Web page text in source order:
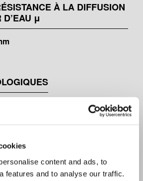
content and ads, to
features and to analyse our traffic.
À LA DIFFUSION
μ